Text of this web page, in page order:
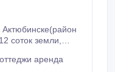
соток земли,
аренда